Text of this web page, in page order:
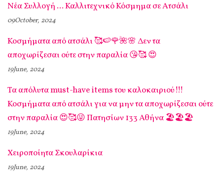
Νέα Συλλογή ... Καλλιτεχνικό Κόσμημα σε Ατσάλι
09October, 2024
Κοσμήματα από ατσάλι 🥰🍉🌹🌺🌸 Δεν τα
αποχωρίζεσαι ούτε στην παραλία 😘🥰 😍
19June, 2024
Τα απόλυτα must-have items του καλοκαιριού!!!
Κοσμήματα από ατσάλι για να μην τα αποχωρίζεσαι ούτε
στην παραλία 😍🥰😜 Πατησίων 133 Αθήνα 🏖️🏖️🏖️
19June, 2024
Χειροποίητα Σκουλαρίκια
19June, 2024